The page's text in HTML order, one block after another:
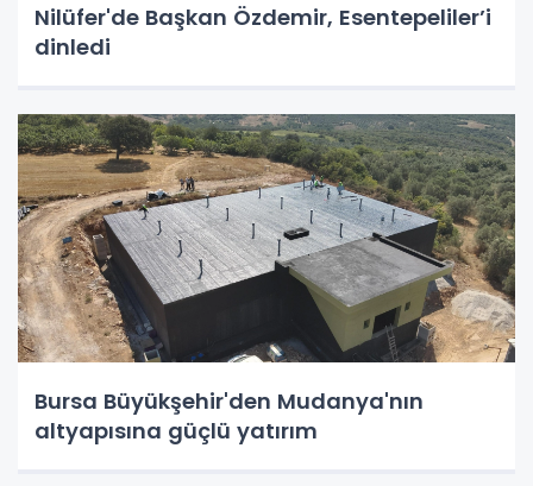
Nilüfer'de Başkan Özdemir, Esentepeliler’i
dinledi
Bursa Büyükşehir'den Mudanya'nın
altyapısına güçlü yatırım